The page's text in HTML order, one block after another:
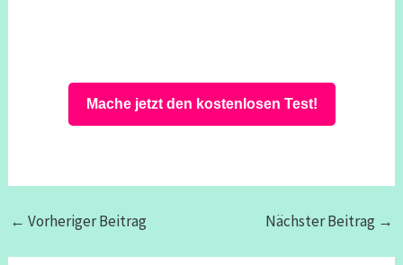
Mache jetzt den kostenlosen Test!
← Vorheriger Beitrag Nächster Beitrag →